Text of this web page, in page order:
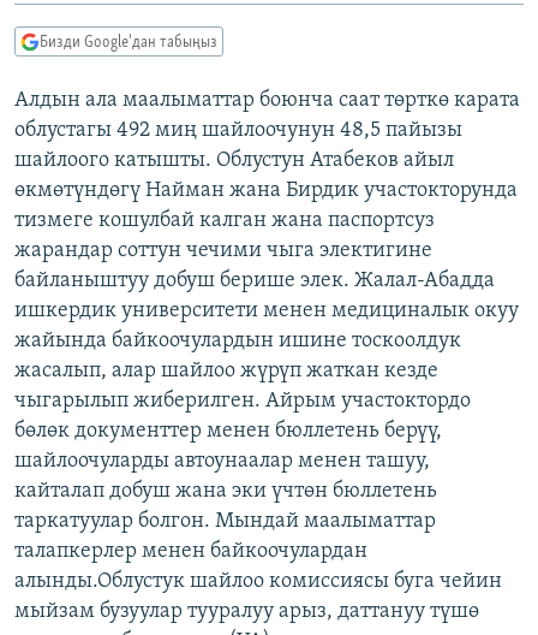
ДАНИСТЕ
ЭЖЕ-СИҢДИЛЕР
АЗАТТЫК+
ЫҢГАЙСЫЗ СУРООЛОР
ОНЛАЙН ШЕРИНЕ
ЭЕ/АРнун бардык сайттары
Бизди Google'дан табыңыз
Алдын ала маалыматтар боюнча саат төрткө карата
облустагы 492 миң шайлоочунун 48,5 пайызы
шайлоого катышты. Облустун Атабеков айыл
өкмөтүндөгү Найман жана Бирдик участокторунда
тизмеге кошулбай калган жана паспортсуз
жарандар соттун чечими чыга электигине
байланыштуу добуш берише элек. Жалал-Абадда
ишкердик университети менен медициналык окуу
жайында байкоочулардын ишине тоскоолдук
жасалып, алар шайлоо жүрүп жаткан кезде
чыгарылып жиберилген. Айрым участоктордо
бөлөк документтер менен бюллетень берүү,
шайлоочуларды автоунаалар менен ташуу,
кайталап добуш жана эки үчтөн бюллетень
таркатуулар болгон. Мындай маалыматтар
талапкерлер менен байкоочулардан
алынды.Облустук шайлоо комиссиясы буга чейин
мыйзам бузуулар тууралуу арыз, даттануу түшө